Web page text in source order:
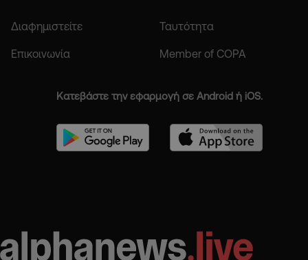
Διαφημιστείτε Ταυτότητα
Επικοινωνία Member of COPA
Κατεβάστε την εφαρμογή σε Android ή iOS.